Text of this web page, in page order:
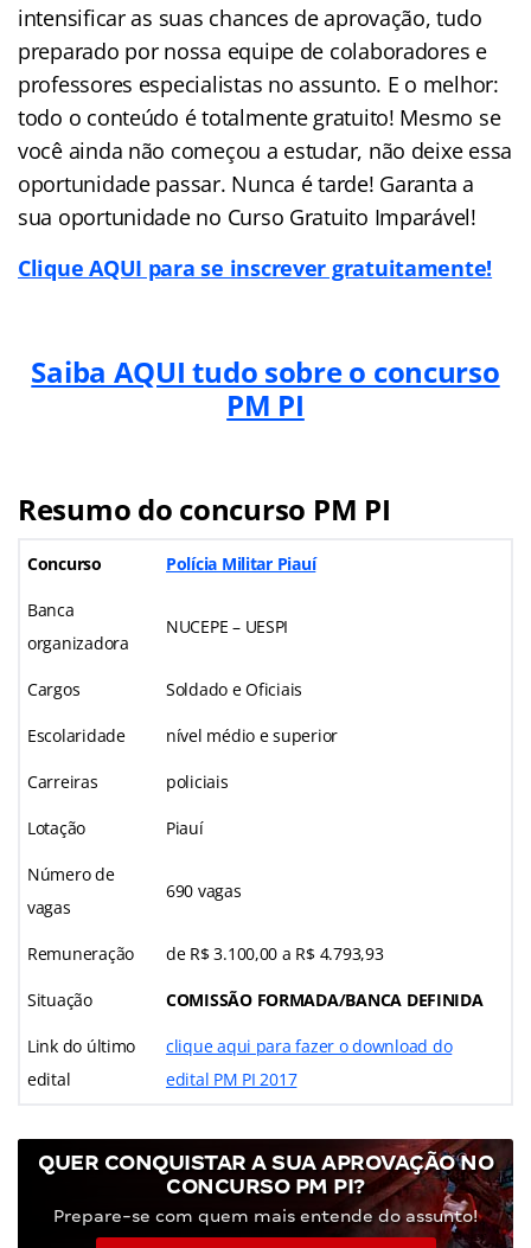
intensificar as suas chances de aprovação, tudo
preparado por nossa equipe de colaboradores e
professores especialistas no assunto. E o melhor:
todo o conteúdo é totalmente gratuito! Mesmo se
você ainda não começou a estudar, não deixe essa
oportunidade passar. Nunca é tarde! Garanta a
sua oportunidade no Curso Gratuito Imparável!
Clique AQUI para se inscrever gratuitamente!
Saiba AQUI tudo sobre o concurso
PM PI
Resumo do concurso PM PI
Concurso Polícia Militar Piauí
Banca
organizadora
NUCEPE – UESPI
Cargos Soldado e Oficiais
Escolaridade nível médio e superior
Carreiras policiais
Lotação Piauí
Número de
vagas
690 vagas
Remuneração de R$ 3.100,00 a R$ 4.793,93
Situação COMISSÃO FORMADA/BANCA DEFINIDA
Link do último
edital
clique aqui para fazer o download do
edital PM PI 2017
QUER CONQUISTAR A SUA APROVAÇÃO NO
CONCURSO PM PI?
Prepare-se com quem mais entende do assunto!